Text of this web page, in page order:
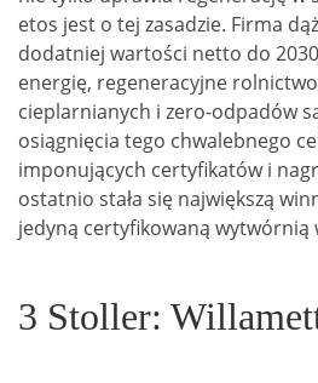
etos jest o tej zasadzie. Firma
dodatniej wartości netto do
energię, regeneracyjne
cieplarnianych i zero-odpadów
osiągnięcia tego chwalebnego
imponujących certyfikatów i
ostatnio stała się największą
jedyną certyfikowaną wytwórnią
3 Stoller: